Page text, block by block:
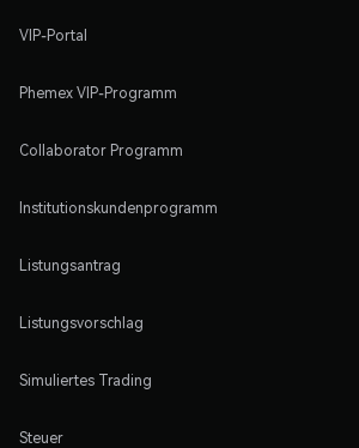
VIP-Portal
Phemex VIP-Programm
Collaborator Programm
Institutionskundenprogramm
Listungsantrag
Listungsvorschlag
Simuliertes Trading
Steuer